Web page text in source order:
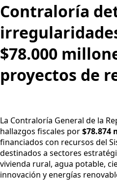
Contraloría
$78.000
proyectos de
La Contraloría General de la
hallazgos fiscales por$78.874
financiados con recursos del
destinados a sectores
vivienda rural, agua potable,
innovación y energías